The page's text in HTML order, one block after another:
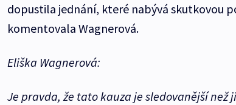
dopustila jednání, které nabývá skutkovou
komentovala Wagnerová.
Eliška Wagnerová:
Je pravda, že tato kauza je sledovanější